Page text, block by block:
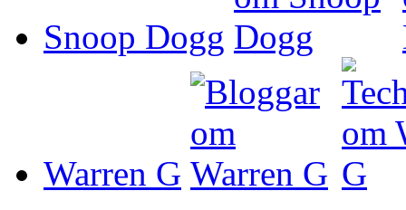
Snoop Dogg
Warren G